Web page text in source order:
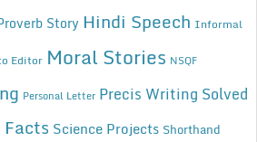
Story Hindi Speech Informal
Editor Moral Stories NSQF
Personal Letter Precis Writing Solved
Science Projects Shorthand